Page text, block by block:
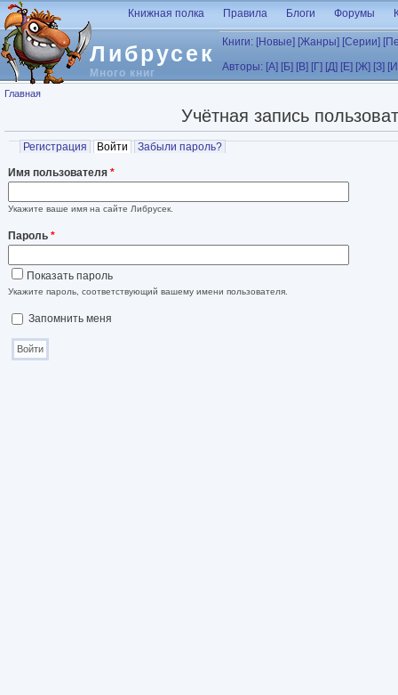
Перейти к основному содержанию
Либрусек
Много книг
Книжная полка Правила Блоги Форумы
Книги: [Новые] [Жанры] [Серии]
Авторы: [А] [Б] [В] [Г] [Д] [Е] [Ж] [З]
Вы здесь
Главная
Учётная запись
Главные вкладки
Регистрация Войти (активная вкладка)
Забыли пароль?
Имя пользователя *
Укажите ваше имя на сайте Либрусек.
Пароль *
Показать пароль
Укажите пароль, соответствующий вашему имени пользователя.
Запомнить меня